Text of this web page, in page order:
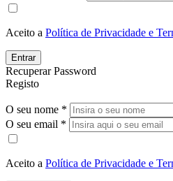
Aceito a Política de Privacidade e
Entrar
Recuperar Password
Registo
O seu nome *
O seu email *
Aceito a Política de Privacidade e